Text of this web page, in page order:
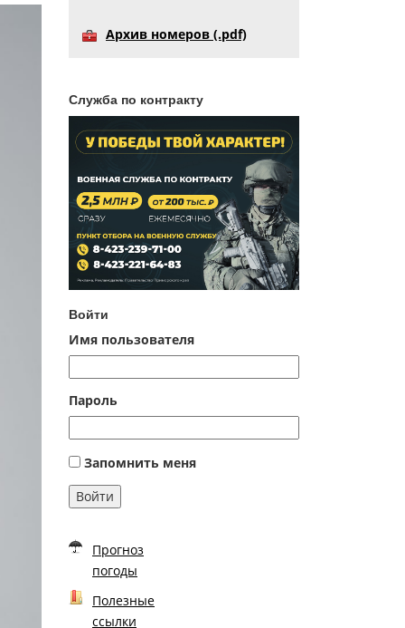
Архив номеров (.pdf)
Служба по контракту
Войти
Имя пользователя
Пароль
Запомнить меня
Войти
Прогноз
погоды
Полезные
ссылки